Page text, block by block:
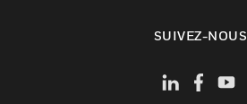
SUIVEZ-NOUS